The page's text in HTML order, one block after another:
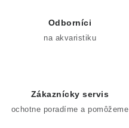
Odborníci
na akvaristiku
Zákaznícky servis
ochotne poradíme a pomôžeme